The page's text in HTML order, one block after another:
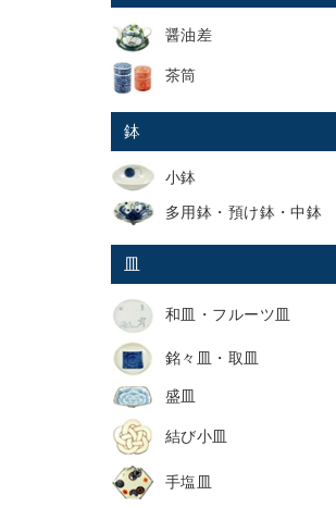
醤油差
茶筒
鉢
小鉢
多用鉢・預け鉢・中鉢
皿
和皿・フルーツ皿
銘々皿・取皿
盛皿
結び小皿
手塩皿